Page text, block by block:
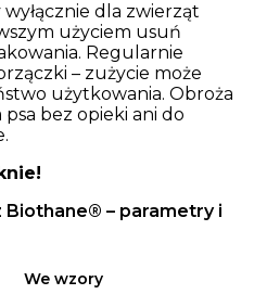
dla zwierząt
użyciem usuń
Regularnie
– zużycie może
użytkowania. Obroża
psa bez opieki ani do
Biothane® – parametry i
We wzory